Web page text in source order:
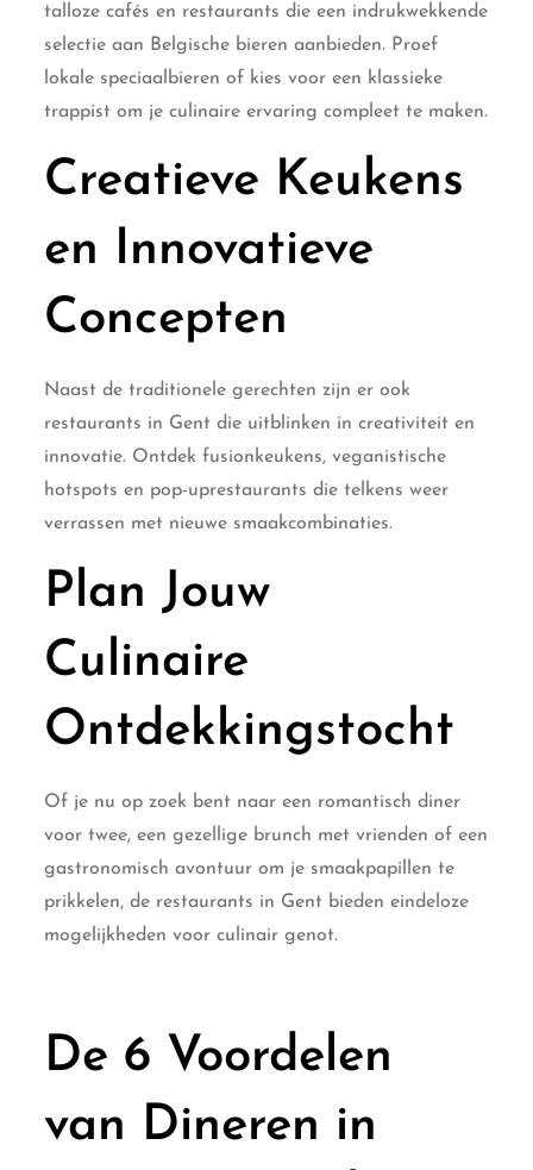
talloze cafés en restaurants die een indrukwekkende
selectie aan Belgische bieren aanbieden. Proef
lokale speciaalbieren of kies voor een klassieke
trappist om je culinaire ervaring compleet te maken.
Creatieve Keukens
en Innovatieve
Concepten
Naast de traditionele gerechten zijn er ook
restaurants in Gent die uitblinken in creativiteit en
innovatie. Ontdek fusionkeukens, veganistische
hotspots en pop-uprestaurants die telkens weer
verrassen met nieuwe smaakcombinaties.
Plan Jouw
Culinaire
Ontdekkingstocht
Of je nu op zoek bent naar een romantisch diner
voor twee, een gezellige brunch met vrienden of een
gastronomisch avontuur om je smaakpapillen te
prikkelen, de restaurants in Gent bieden eindeloze
mogelijkheden voor culinair genot.
De 6 Voordelen
van Dineren in